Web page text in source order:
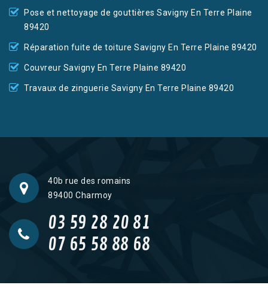
Pose et nettoyage de gouttières Savigny En Terre Plaine
89420
Réparation fuite de toiture Savigny En Terre Plaine 89420
Couvreur Savigny En Terre Plaine 89420
Travaux de zinguerie Savigny En Terre Plaine 89420
40b rue des romains
89400 Charmoy
03 59 28 20 81
07 65 58 88 68